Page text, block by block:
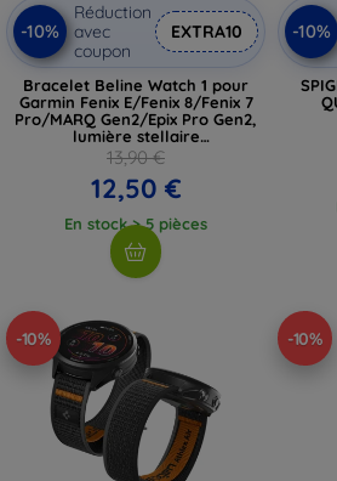
-10%
Réduction
avec
coupon
EXTRA10
Bracelet Beline Watch 1 pour
Garmin Fenix E/Fenix 8/Fenix 7
Pro/MARQ Gen2/Epix Pro Gen2,
lumière stellaire
(05908047991242)
13,90 €
12,50 €
En stock > 5 pièces
-10%
-10% -10%